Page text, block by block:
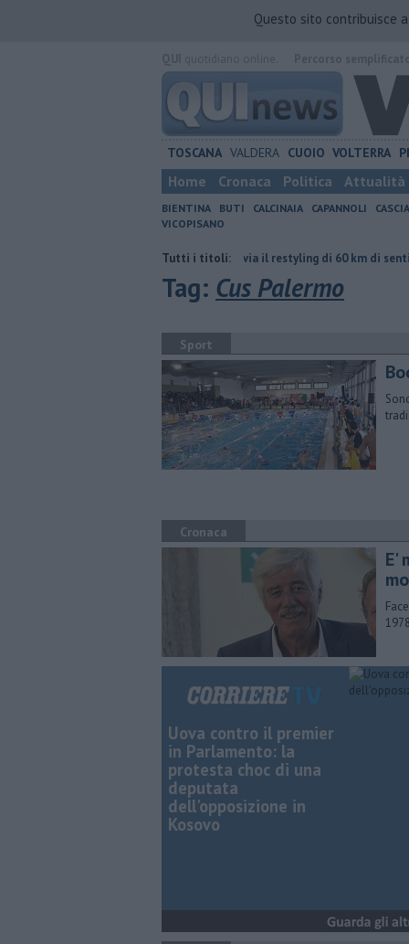
Questo sito contribuisce
TOSCANA VALDERA CUOIO VOLTERRA
Home Cronaca Politica Attualità
BIENTINA BUTI CALCINAIA CAPANNOLI
VICOPISANO
Tutti i titoli:
Al via il restyling di 60 km di sentieri tra verde
Tag: Cus Palermo
Sport
Cronaca
E'
Uova contro il premier
in Parlamento: la
protesta choc di una
deputata
dell'opposizione in
Kosovo